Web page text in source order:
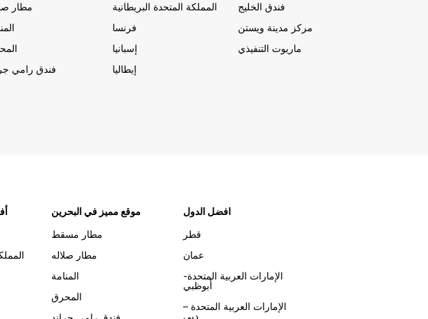
مطار
فندق رامي
المملكة المتحدة البريطانية
فرنسا
إسبانيا
إيطاليا
فندق الخليج
مركز مدينة ويستن
ماريوت التنفيذي
موقع مميز في البحرين
مطار مسقط
مطار صلاله
المنامة
المحرق
افضل الدول
قطر
عمان
الإمارات العربية المتحدة-
أبوظبي
الإمارات العربية المتحدة –
دبي